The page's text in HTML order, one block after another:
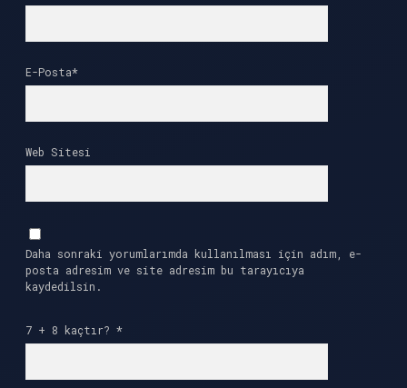
E-Posta*
Web Sitesi
Daha sonraki yorumlarımda kullanılması için adım, e-
posta adresim ve site adresim bu tarayıcıya
kaydedilsin.
7 + 8 kaçtır? *